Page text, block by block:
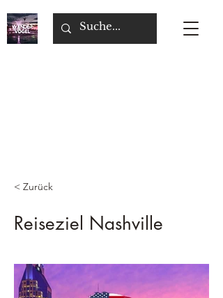
< Zurück
Reiseziel Nashville